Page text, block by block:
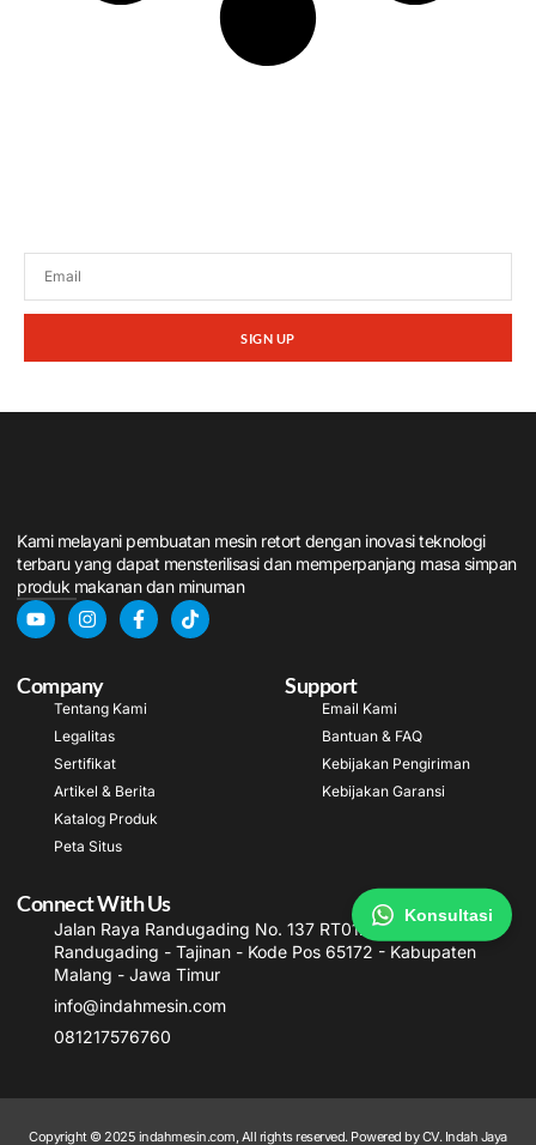
SIGN UP
Kami melayani pembuatan mesin retort dengan inovasi teknologi
terbaru yang dapat mensterilisasi dan memperpanjang masa simpan
produk makanan dan minuman
Company
Tentang Kami
Legalitas
Sertifikat
Artikel & Berita
Katalog Produk
Peta Situs
Support
Email Kami
Bantuan & FAQ
Kebijakan Pengiriman
Kebijakan Garansi
Connect With Us
Jalan Raya Randugading No. 137 RT012/ RW003
Randugading - Tajinan - Kode Pos 65172 - Kabupaten
Malang - Jawa Timur
info@indahmesin.com
081217576760
Copyright © 2025 indahmesin.com, All rights reserved. Powered by CV. Indah Jaya
Konsultasi